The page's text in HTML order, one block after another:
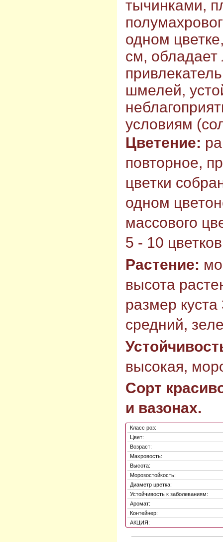
тычинками,
одном
см, обладает
шмелей,
условиям
Цветение:
повторное,
цветки
одном
массового
5 - 10
Растение:
высота
размер
средний,
высокая,
Сорт
и вазонах.
Класс роз:
Цвет:
Возраст:
Махровость:
Высота:
Морозостойкость:
Диаметр цветка:
Устойчивость к заболеваниям:
Аромат:
Контейнер:
АКЦИЯ: